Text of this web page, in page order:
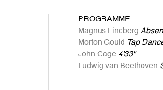
PROGRAMME
Magnus Lindberg
Morton Gould
Tap
John Cage 4'33"
Ludwig van Beethoven